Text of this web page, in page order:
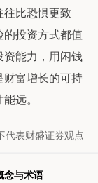
往比恐惧更致
投资方式都值
能力，用闲钱
富增长的可持
远。
代表财盛证券观点
念与术语